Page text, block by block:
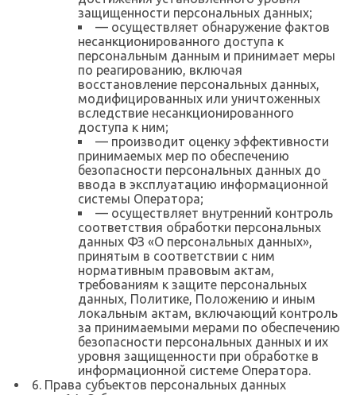
защищенности персональных данных;
— осуществляет обнаружение фактов
несанкционированного доступа к
персональным данным и принимает меры
по реагированию, включая
восстановление персональных данных,
модифицированных или уничтоженных
вследствие несанкционированного
доступа к ним;
— производит оценку эффективности
принимаемых мер по обеспечению
безопасности персональных данных до
ввода в эксплуатацию информационной
системы Оператора;
— осуществляет внутренний контроль
соответствия обработки персональных
данных ФЗ «О персональных данных»,
принятым в соответствии с ним
нормативным правовым актам,
требованиям к защите персональных
данных, Политике, Положению и иным
локальным актам, включающий контроль
за принимаемыми мерами по обеспечению
безопасности персональных данных и их
уровня защищенности при обработке в
информационной системе Оператора.
6. Права субъектов персональных данных